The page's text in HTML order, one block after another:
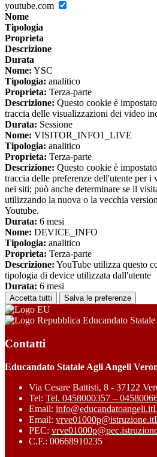
youtube.com
Nome
Tipologia
Proprieta
Descrizione
Durata
Nome: YSC
Tipologia: analitico
Proprieta: Terza-parte
Descrizione: Questo cookie è
traccia delle visualizzazioni dei video
Durata: Sessione
Nome: VISITOR_INFO1_LIVE
Tipologia: analitico
Proprieta: Terza-parte
Descrizione: Questo cookie è
traccia delle preferenze dell'utente per
nei siti; può anche determinare se il
utilizzando la nuova o la vecchia
Youtube.
Durata: 6 mesi
Nome: DEVICE_INFO
Tipologia: analitico
Proprieta: Terza-parte
Descrizione: YouTube utilizza questo
tipologia di device utilizzata dall'utente
Durata: 6 mesi
Accetta tutti Salva le preferenze
Educandato
Contatti
Educandato Statale Agli Angeli
Via Cesare Battisti, 8 - 37122
Tel: Tel. 0458000357 –
Email: info@educandatoangeli.it
Email: vrve01000p@istruzione.it
PEC:
C.F.: 00668910235